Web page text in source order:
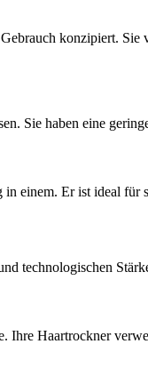
konzipiert.
Sie haben eine
einem. Er ist ideal
technologischen
Haartrockner